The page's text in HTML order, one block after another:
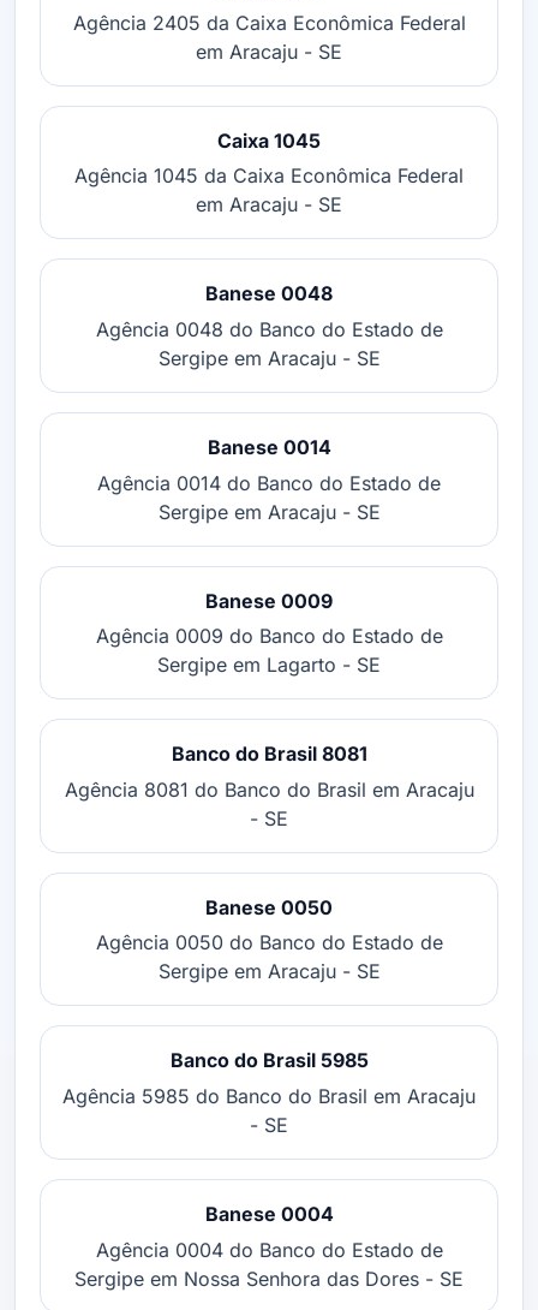
Agência 2405 da Caixa Econômica Federal
em Aracaju - SE
Caixa 1045
Agência 1045 da Caixa Econômica Federal
em Aracaju - SE
Banese 0048
Agência 0048 do Banco do Estado de
Sergipe em Aracaju - SE
Banese 0014
Agência 0014 do Banco do Estado de
Sergipe em Aracaju - SE
Banese 0009
Agência 0009 do Banco do Estado de
Sergipe em Lagarto - SE
Banco do Brasil 8081
Agência 8081 do Banco do Brasil em Aracaju
- SE
Banese 0050
Agência 0050 do Banco do Estado de
Sergipe em Aracaju - SE
Banco do Brasil 5985
Agência 5985 do Banco do Brasil em Aracaju
- SE
Banese 0004
Agência 0004 do Banco do Estado de
Sergipe em Nossa Senhora das Dores - SE